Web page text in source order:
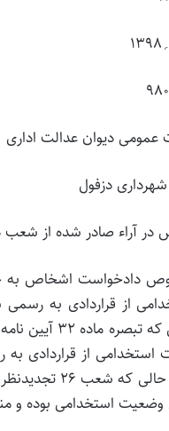
دیوان عدالت اداری
دزفول
در آراء صادر شده از شعب
دادخواست اشخاص به
دیوان با
از قراردادی
صادر کرده
وضعیت استخدامی بوده و